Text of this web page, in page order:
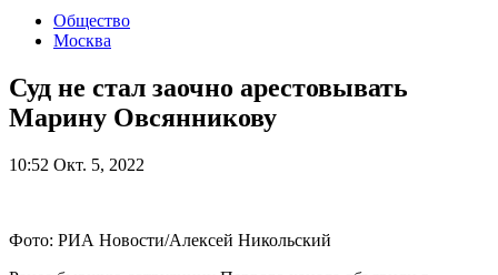
Общество
Москва
Суд не стал заочно арестовывать
Марину Овсянникову
10:52 Окт. 5, 2022
Фото: РИА Новости/Алексей Никольский